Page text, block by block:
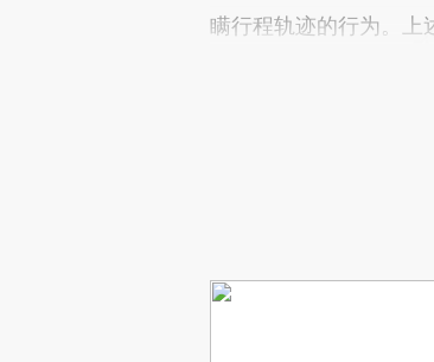
瞒行程轨迹的行为。上